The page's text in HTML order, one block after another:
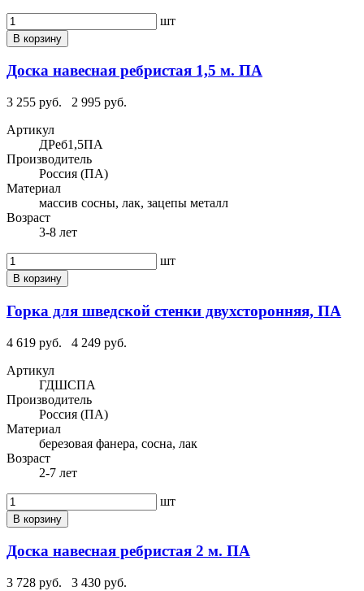
шт
В корзину
Доска навесная ребристая 1,5 м. ПА
3 255 руб.
2 995 руб.
Артикул
ДРеб1,5ПА
Производитель
Россия (ПА)
Материал
массив сосны, лак, зацепы металл
Возраст
3-8 лет
шт
В корзину
Горка для шведской стенки двухсторонняя, ПА
4 619 руб.
4 249 руб.
Артикул
ГДШСПА
Производитель
Россия (ПА)
Материал
березовая фанера, сосна, лак
Возраст
2-7 лет
шт
В корзину
Доска навесная ребристая 2 м. ПА
3 728 руб.
3 430 руб.